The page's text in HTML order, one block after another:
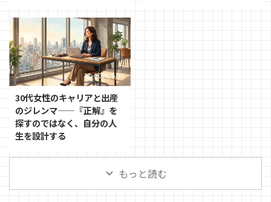
2026/6/30
30代女性のキャリアと出産
のジレンマ——『正解』を
探すのではなく、自分の人
生を設計する
もっと読む